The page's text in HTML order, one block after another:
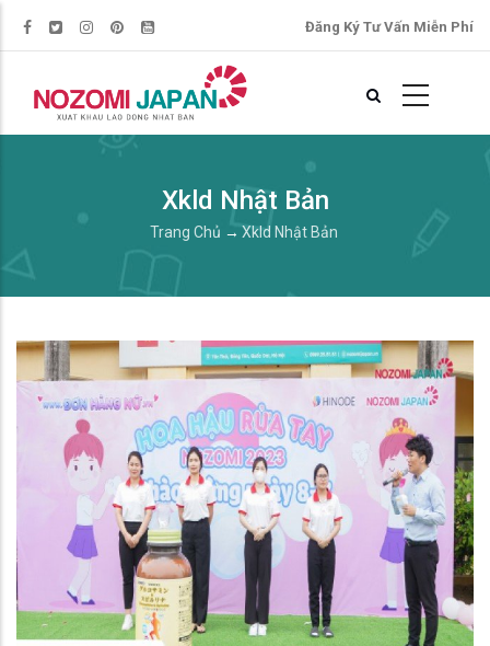
Đăng Ký Tư Vấn Miễn Phí
Xkld Nhật Bản
Trang Chủ → Xkld Nhật Bản